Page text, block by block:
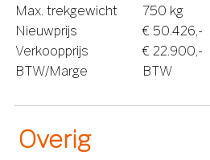
Max. trekgewicht
750 kg
Nieuwprijs
€ 50.426,-
Verkoopprijs
€ 22.900,-
BTW/Marge
BTW
Overig